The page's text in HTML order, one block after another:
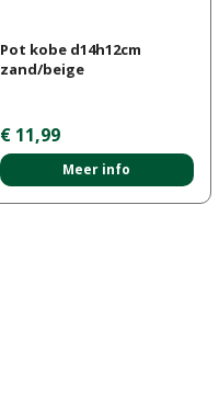
Pot kobe d14h12cm
zand/beige
€ 11,99
Meer info